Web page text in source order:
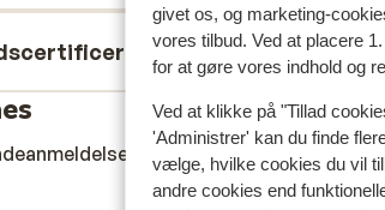
givet os, og marketing-
vores tilbud. Ved at placere
for at gøre vores indhold og
Ved at klikke på "Tillad
'Administrer' kan du finde
vælge, hvilke cookies du vil
andre cookies end
der ærligt afspejler deres